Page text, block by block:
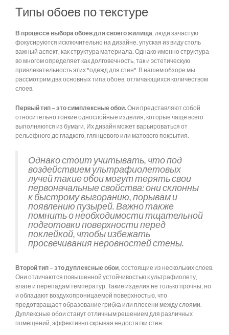
Типы обоев по текстуре
В процессе выбора обоев для своего жилища , люди зачастую
фокусируются исключительно на дизайне, упуская из виду столь
важный аспект, как структура материала. Однако именно структура
во многом определяет как долговечность, так и эстетическую
привлекательность этих "одежд для стен". В нашем обзоре мы
рассмотрим два основных типа обоев, отличающихся количеством
слоев.
Первый тип – это симплексные обои. Они представляют собой
относительно тонкие однослойные изделия, которые чаще всего
выполняются из бумаги. Их дизайн может варьироваться от
рельефного до гладкого, глянцевого или матового покрытия.
Однако стоит учитывать, что под
воздействием ультрафиолетовых
лучей такие обои могут терять свои
первоначальные свойства: они склонны
к быстрому выгоранию, порывам и
появлению пузырей. Важно также
помнить о необходимости тщательной
подготовки поверхности перед
поклейкой, чтобы избежать
просвечивания неровностей стены.
Второй тип – это дуплексные обои , состоящие из нескольких слоев.
Они отличаются повышенной устойчивостью к ультрафиолету,
влаге и перепадам температур. Такие изделия не только прочны, но
и обладают воздухопроницаемой поверхностью, что
предотвращает образование грибка или плесени между слоями.
Дуплексные обои станут отличным решением для различных
помещений, эффективно скрывая недостатки стен.